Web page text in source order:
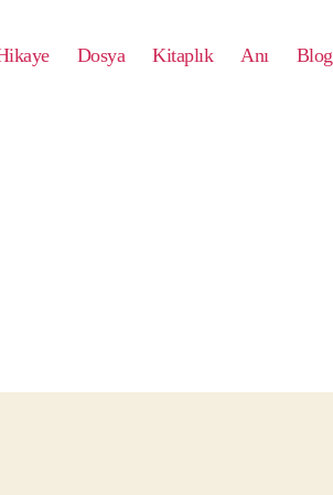
Dosya Kitaplık Anı Blog